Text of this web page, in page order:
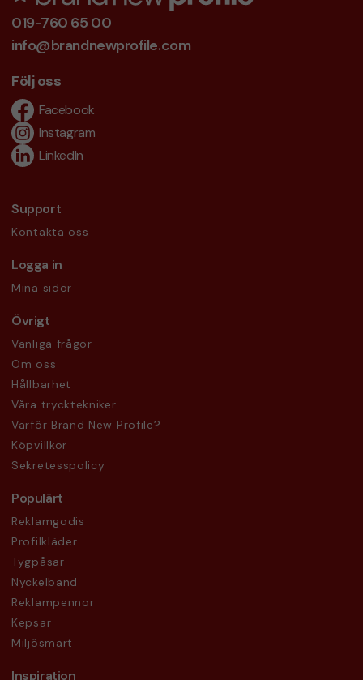
019-760 65 00
info@brandnewprofile.com
Följ oss
Facebook
Instagram
LinkedIn
Support
Kontakta oss
Logga in
Mina sidor
Övrigt
Vanliga frågor
Om oss
Hållbarhet
Våra trycktekniker
Varför Brand New Profile?
Köpvillkor
Sekretesspolicy
Populärt
Reklamgodis
Profilkläder
Tygpåsar
Nyckelband
Reklampennor
Kepsar
Miljösmart
Inspiration